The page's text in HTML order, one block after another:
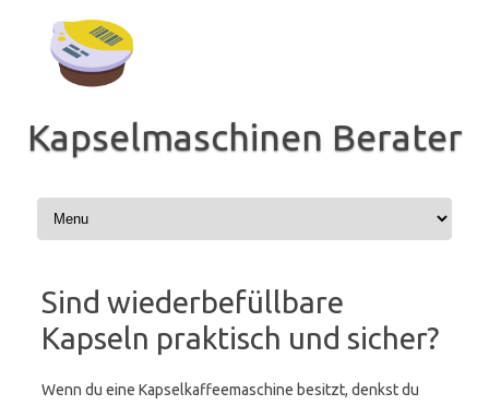
Inhalt
springen
Kapselmaschinen Berater
Sind wiederbefüllbare
Kapseln praktisch und sicher?
Wenn du eine Kapselkaffeemaschine besitzt, denkst du